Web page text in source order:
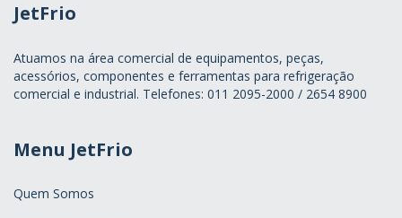
JetFrio
Atuamos na área comercial de equipamentos, peças,
acessórios, componentes e ferramentas para refrigeração
comercial e industrial. Telefones: 011 2095-2000 / 2654 8900
Menu JetFrio
Quem Somos